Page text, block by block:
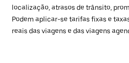
localização, atrasos de trânsito,
Podem aplicar-se tarifas fixas e
reais das viagens e das viagens